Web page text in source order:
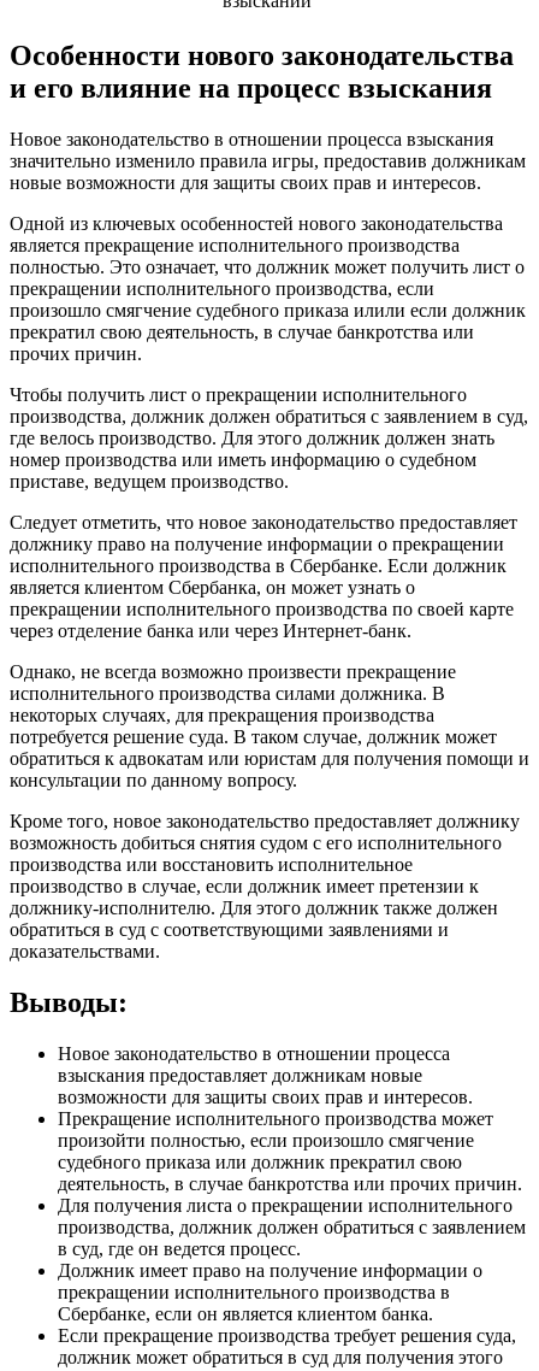
Особенности нового законодательства
и его влияние на процесс взыскания
Новое законодательство в отношении процесса взыскания
значительно изменило правила игры, предоставив должникам
новые возможности для защиты своих прав и интересов.
Одной из ключевых особенностей нового законодательства
является прекращение исполнительного производства
полностью. Это означает, что должник может получить лист о
прекращении исполнительного производства, если
произошло смягчение судебного приказа илили если должник
прекратил свою деятельность, в случае банкротства или
прочих причин.
Чтобы получить лист о прекращении исполнительного
производства, должник должен обратиться с заявлением в суд,
где велось производство. Для этого должник должен знать
номер производства или иметь информацию о судебном
приставе, ведущем производство.
Следует отметить, что новое законодательство предоставляет
должнику право на получение информации о прекращении
исполнительного производства в Сбербанке. Если должник
является клиентом Сбербанка, он может узнать о
прекращении исполнительного производства по своей карте
через отделение банка или через Интернет-банк.
Однако, не всегда возможно произвести прекращение
исполнительного производства силами должника. В
некоторых случаях, для прекращения производства
потребуется решение суда. В таком случае, должник может
обратиться к адвокатам или юристам для получения помощи и
консультации по данному вопросу.
Кроме того, новое законодательство предоставляет должнику
возможность добиться снятия судом с его исполнительного
производства или восстановить исполнительное
производство в случае, если должник имеет претензии к
должнику-исполнителю. Для этого должник также должен
обратиться в суд с соответствующими заявлениями и
доказательствами.
Выводы:
Новое законодательство в отношении процесса
взыскания предоставляет должникам новые
возможности для защиты своих прав и интересов.
Прекращение исполнительного производства может
произойти полностью, если произошло смягчение
судебного приказа или должник прекратил свою
деятельность, в случае банкротства или прочих причин.
Для получения листа о прекращении исполнительного
производства, должник должен обратиться с заявлением
в суд, где он ведется процесс.
Должник имеет право на получение информации о
прекращении исполнительного производства в
Сбербанке, если он является клиентом банка.
Если прекращение производства требует решения суда,
должник может обратиться в суд для получения этого